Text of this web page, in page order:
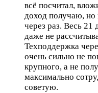
всё посчитал,
доход получаю, но
через раз. Весь 21
даже не
Техподдержка
очень сильно не
крупного, а не
максимально
советую.